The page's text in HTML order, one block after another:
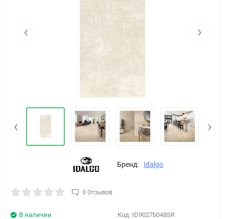
‹ ›
‹ ›
Бренд: Idalgo
0 Отзывов
Код: ID9027b048SR
В наличии